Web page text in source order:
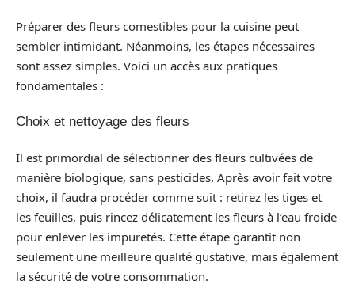
Préparer des fleurs comestibles pour la cuisine peut
sembler intimidant. Néanmoins, les étapes nécessaires
sont assez simples. Voici un accès aux pratiques
fondamentales :
Choix et nettoyage des fleurs
Il est primordial de sélectionner des fleurs cultivées de
manière biologique, sans pesticides. Après avoir fait votre
choix, il faudra procéder comme suit : retirez les tiges et
les feuilles, puis rincez délicatement les fleurs à l’eau froide
pour enlever les impuretés. Cette étape garantit non
seulement une meilleure qualité gustative, mais également
la sécurité de votre consommation.